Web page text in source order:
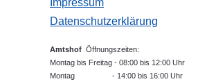
Impressum
Datenschutzerklärung
Amtshof Öffnungszeiten:
Montag bis Freitag - 08:00 bis 12:00 Uhr
Montag - 14:00 bis 16:00 Uhr